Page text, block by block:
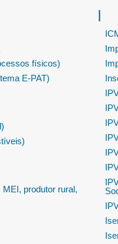
físicos)
E-PAT)
produtor rural,
I